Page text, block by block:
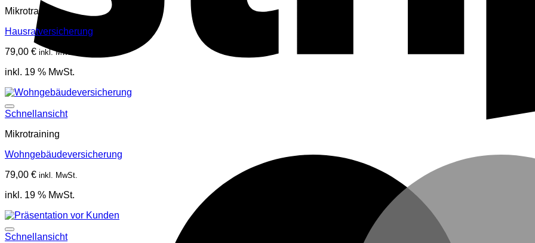
Mikrotraining
Hausratversicherung
79,00 € inkl. MwSt.
inkl. 19 % MwSt.
Schnellansicht
Mikrotraining
Wohngebäudeversicherung
79,00 € inkl. MwSt.
inkl. 19 % MwSt.
Schnellansicht